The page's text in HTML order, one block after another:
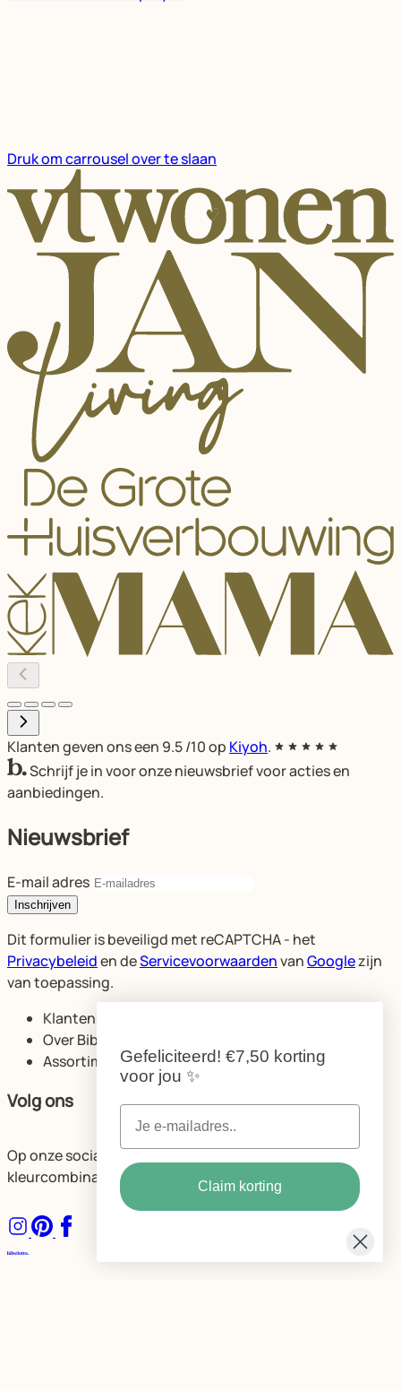
Druk om carrousel over te slaan
Klanten geven ons een 9.5/10 op Kiyoh.
Schrijf je in voor onze nieuwsbrief voor acties en
aanbiedingen.
Nieuwsbrief
E-mail adres
Inschrijven
Dit formulier is beveiligd met reCAPTCHA - het
Privacybeleiden deServicevoorwaardenvanGooglezijn
van toepassing.
Klantenservice
Over Bibelotte
Assortiment
Volg ons
Op onze socials delen we volop ideeën voor de mooiste
kleurcombinaties en ruimtes.
Gefeliciteerd! €7,50 korting
voor jou ✨
Claim korting